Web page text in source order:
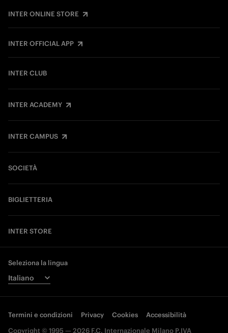
INTER ONLINE STORE
INTER OFFICIAL APP
INTER CLUB
INTER ACADEMY
INTER CAMPUS
SOCIETÀ
BIGLIETTERIA
INTER STORE
Seleziona la lingua
Termini e condizioni Privacy Cookies
Accessibilità
Copyright © 1995 — 2026 F.C. Internazionale Milano P.IVA